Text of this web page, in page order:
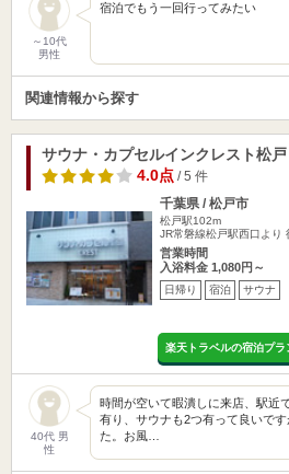
～10代
男性
宿泊でもう一回行ってみたい
関連情報から探す
サウナ・カプセルインクレスト松戸
4.0点 / 5 件
千葉県 / 松戸市
松戸駅102m
JR常磐線松戸駅西口より
営業時間
入浴料金 1,080円～
日帰り 宿泊 サウナ
楽天トラベルの宿泊プラ
40代 男
性
時間が空いて暇潰しに来店、駅近
有り、サウナも2つ有って良いで
た。お風…